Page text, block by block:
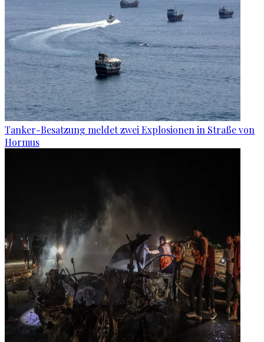
Tanker-Besatzung meldet zwei Explosionen in Straße von
Hormus